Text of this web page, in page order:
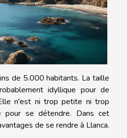
de 5.000 habitants. La taille
idyllique pour de
n'est ni trop petite ni trop
pour se détendre. Dans cet
de se rendre à Llanca.